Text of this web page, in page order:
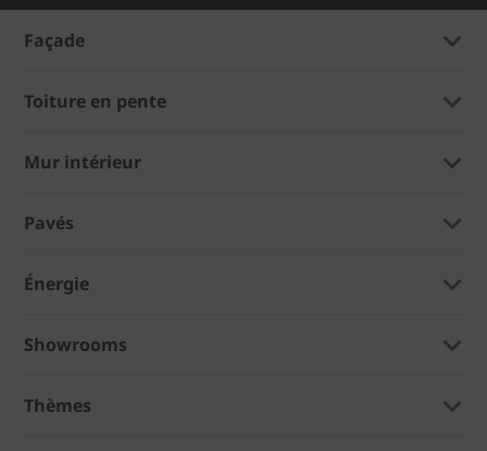
Façade
Toiture en pente
Mur intérieur
Pavés
Énergie
Showrooms
Thèmes